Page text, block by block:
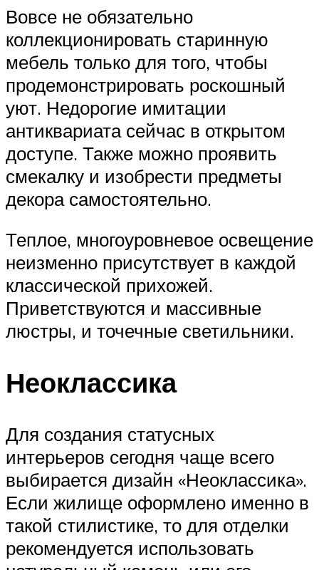
Вовсе не обязательно
коллекционировать старинную
мебель только для того, чтобы
продемонстрировать роскошный
уют. Недорогие имитации
антиквариата сейчас в открытом
доступе. Также можно проявить
смекалку и изобрести предметы
декора самостоятельно.
Теплое, многоуровневое освещение
неизменно присутствует в каждой
классической прихожей.
Приветствуются и массивные
люстры, и точечные светильники.
Неоклассика
Для создания статусных
интерьеров сегодня чаще всего
выбирается дизайн «Неоклассика».
Если жилище оформлено именно в
такой стилистике, то для отделки
рекомендуется использовать